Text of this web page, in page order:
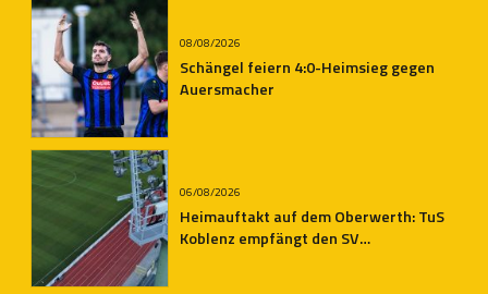
08/08/2026
Schängel feiern 4:0-Heimsieg gegen
Auersmacher
06/08/2026
Heimauftakt auf dem Oberwerth: TuS
Koblenz empfängt den SV